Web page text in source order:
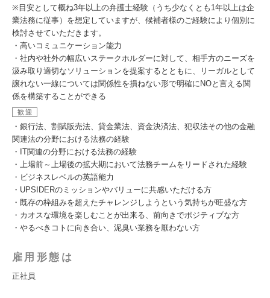
※目安として概ね3年以上の弁護士経験（うち少なくとも1年以上は企
業法務に従事）を想定していますが、候補者様のご経験により個別に
検討させていただきます。
・高いコミュニケーション能力
・社内や社外の幅広いステークホルダーに対して、相手方のニーズを
汲み取り適切なソリューションを提案するとともに、リーガルとして
譲れない一線については関係性を損ねない形で明確にNOと言える関
係を構築することができる
歓迎
・銀行法、割賦販売法、貸金業法、資金決済法、犯収法その他の金融
関連法の分野における法務の経験
・IT関連の分野における法務の経験
・上場前～上場後の拡大期において法務チームをリードされた経験
・ビジネスレベルの英語能力
・UPSIDERのミッションやバリューに共感いただける方
・既存の枠組みを超えたチャレンジしようという気持ちが旺盛な方
・カオスな環境を楽しむことが出来る、前向きでポジティブな方
・やるべきコトに向き合い、泥臭い業務を厭わない方
雇用形態は
正社員